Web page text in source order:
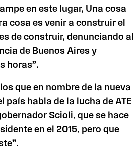
en este lugar, Una cosa
cosa es venir a construir el
de construir, denunciando al
de Buenos Aires y
horas”.
que en nombre de la nueva
habla de la lucha de ATE
Scioli, que se hace
en el 2015, pero que